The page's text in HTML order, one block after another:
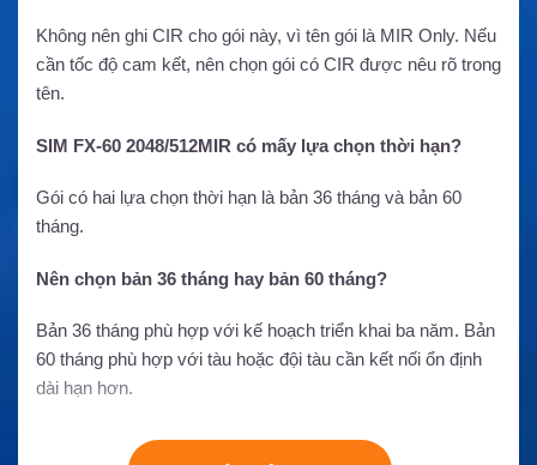
Không nên ghi CIR cho gói này, vì tên gói là MIR Only. Nếu
cần tốc độ cam kết, nên chọn gói có CIR được nêu rõ trong
tên.
SIM FX-60 2048/512MIR có mấy lựa chọn thời hạn?
Gói có hai lựa chọn thời hạn là bản 36 tháng và bản 60
tháng.
Nên chọn bản 36 tháng hay bản 60 tháng?
Bản 36 tháng phù hợp với kế hoạch triển khai ba năm. Bản
60 tháng phù hợp với tàu hoặc đội tàu cần kết nối ổn định
dài hạn hơn.